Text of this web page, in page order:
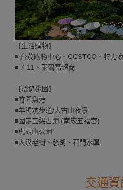
【生活購物】
■ 台茂購物中心、COSTCO、特力
■ 7-11、萊爾富超商
【漫遊桃園】
■竹圍魚港
■羊稠坑步道/大古山夜景
■國定三級古蹟 (南崁五福宮)
■虎頭山公園
■大溪老街、慈湖、石門水庫
交通資